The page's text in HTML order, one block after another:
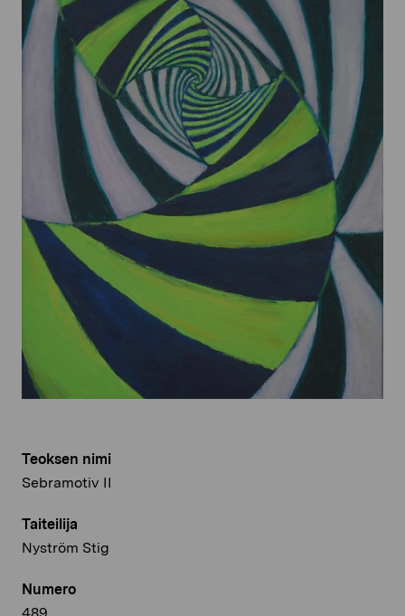
Teoksen nimi
Sebramotiv II
Taiteilija
Nyström Stig
Numero